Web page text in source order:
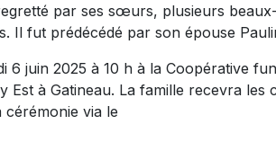
par ses sœurs, plusieurs
Il fut prédécédé par son épouse
6 juin 2025 à 10 h à la Coopérative
Est à Gatineau. La famille recevra les
via le